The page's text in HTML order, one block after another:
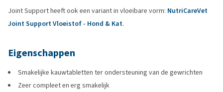
Joint Support heeft ook een variant in vloeibare vorm: NutriCareVet
Joint Support Vloeistof - Hond & Kat.
Eigenschappen
Smakelijke kauwtabletten ter ondersteuning van de gewrichten
Zeer compleet en erg smakelijk